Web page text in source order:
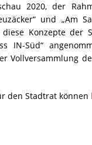
2020, der
und „Am
Konzepte der
IN-Süd“
Vollversammlung
den Stadtrat können